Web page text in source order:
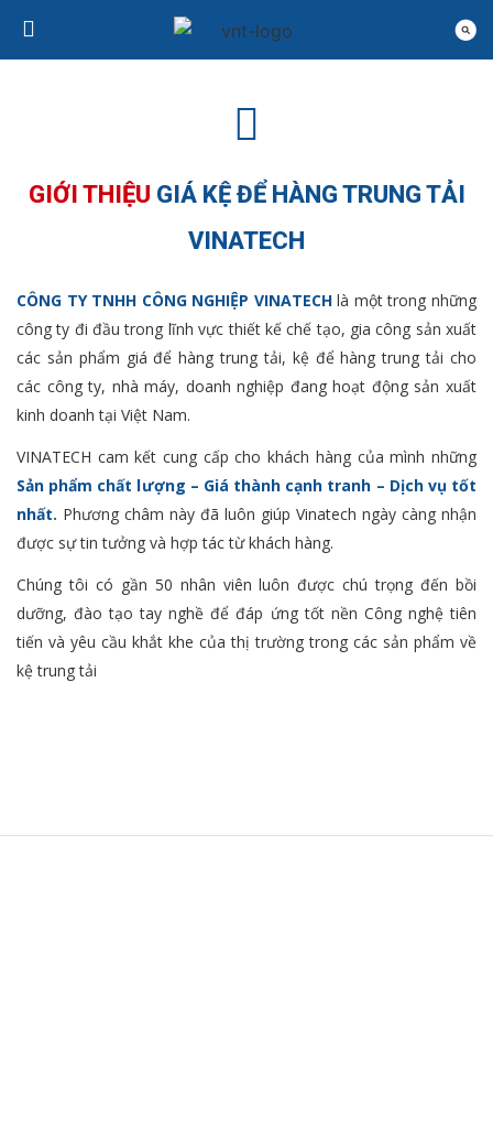
GIỚI THIỆU GIÁ KỆ ĐỂ HÀNG TRUNG TẢI
VINATECH
CÔNG TY TNHH CÔNG NGHIỆP VINATECHlà một trong những
công ty đi đầu trong lĩnh vực thiết kế chế tạo, gia công sản xuất
các sản phẩm giá để hàng trung tải, kệ để hàng trung tải cho
các công ty, nhà máy, doanh nghiệp đang hoạt động sản xuất
kinh doanh tại Việt Nam.
VINATECH cam kết cung cấp cho khách hàng của mình những
Sản phẩm chất lượng – Giá thành cạnh tranh – Dịch vụ tốt
nhất. Phương châm này đã luôn giúp Vinatech ngày càng nhận
được sự tin tưởng và hợp tác từ khách hàng.
Chúng tôi có gần 50 nhân viên luôn được chú trọng đến bồi
dưỡng, đào tạo tay nghề để đáp ứng tốt nền Công nghệ tiên
tiến và yêu cầu khắt khe của thị trường trong các sản phẩm về
kệ trung tải